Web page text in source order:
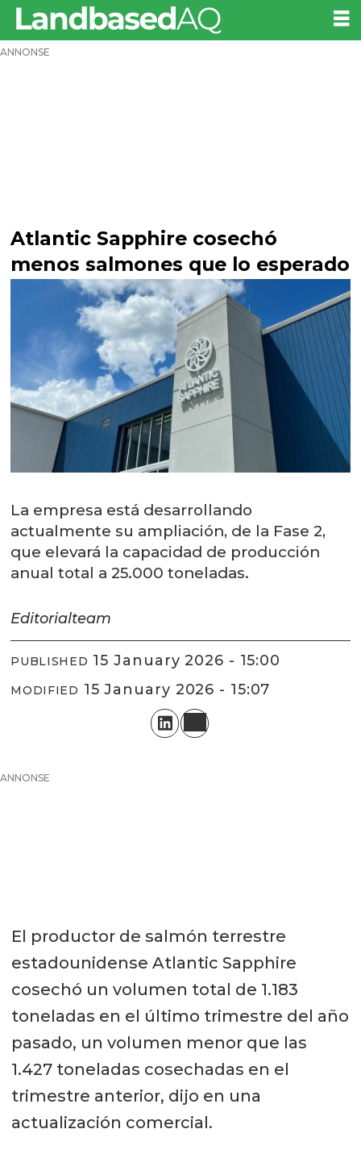
ANNONSE
Atlantic Sapphire cosechó
menos salmones que lo esperado
La empresa está desarrollando
actualmente su ampliación, de la Fase 2,
que elevará la capacidad de producción
anual total a 25.000 toneladas.
Editorialteam
PUBLISHED 15 January 2026 - 15:00
MODIFIED 15 January 2026 - 15:07
ANNONSE
El productor de salmón terrestre
estadounidense Atlantic Sapphire
cosechó un volumen total de 1.183
toneladas en el último trimestre del año
pasado, un volumen menor que las
1.427 toneladas cosechadas en el
trimestre anterior, dijo en una
actualización comercial.